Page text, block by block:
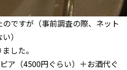
ですが（事前調査の際、ネット
）
した。
ア（4500円ぐらい）＋お酒代ぐ